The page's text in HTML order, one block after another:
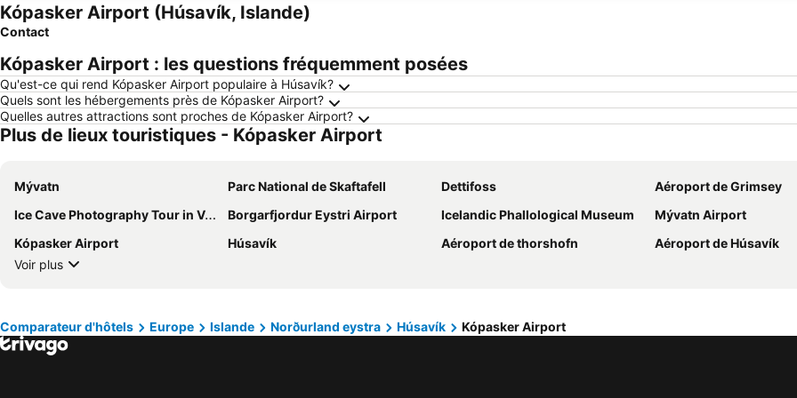
Kópasker Airport (Húsavík, Islande)
Contact
Kópasker Airport : les questions fréquemment posées
Qu'est-ce qui rend Kópasker Airport populaire à Húsavík?
Quels sont les hébergements près de Kópasker Airport?
Quelles autres attractions sont proches de Kópasker Airport?
Plus de lieux touristiques - Kópasker Airport
Mývatn Parc National de Skaftafell Dettifoss
Aéroport de Grimsey
Ice Cave Photography Tour in Vatnajökull Glacier
Borgarfjordur Eystri Airport Icelandic Phallological Museum
Mývatn Airport
Kópasker Airport
Húsavík Aéroport de thorshofn
Aéroport de Húsavík
Voir plus
Comparateur d'hôtels Europe Islande Norðurland eystra Húsavík Kópasker Airport